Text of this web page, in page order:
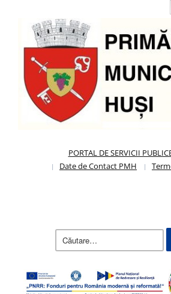
PORTAL DE SERVICII
Date de Contact PMH
Caută